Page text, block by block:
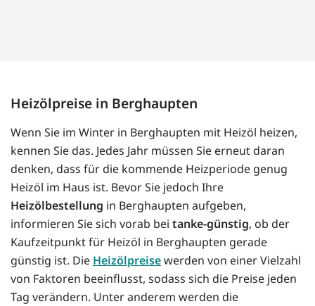
Heizölpreise in Berghaupten
Wenn Sie im Winter in Berghaupten mit Heizöl heizen,
kennen Sie das. Jedes Jahr müssen Sie erneut daran
denken, dass für die kommende Heizperiode genug
Heizöl im Haus ist. Bevor Sie jedoch Ihre
Heizölbestellung in Berghaupten aufgeben,
informieren Sie sich vorab bei tanke-günstig, ob der
Kaufzeitpunkt für Heizöl in Berghaupten gerade
günstig ist. Die Heizölpreisewerden von einer Vielzahl
von Faktoren beeinflusst, sodass sich die Preise jeden
Tag verändern. Unter anderem werden die